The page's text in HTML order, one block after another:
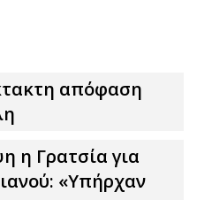
απόφαση
η Γρατσία για
«Υπήρχαν